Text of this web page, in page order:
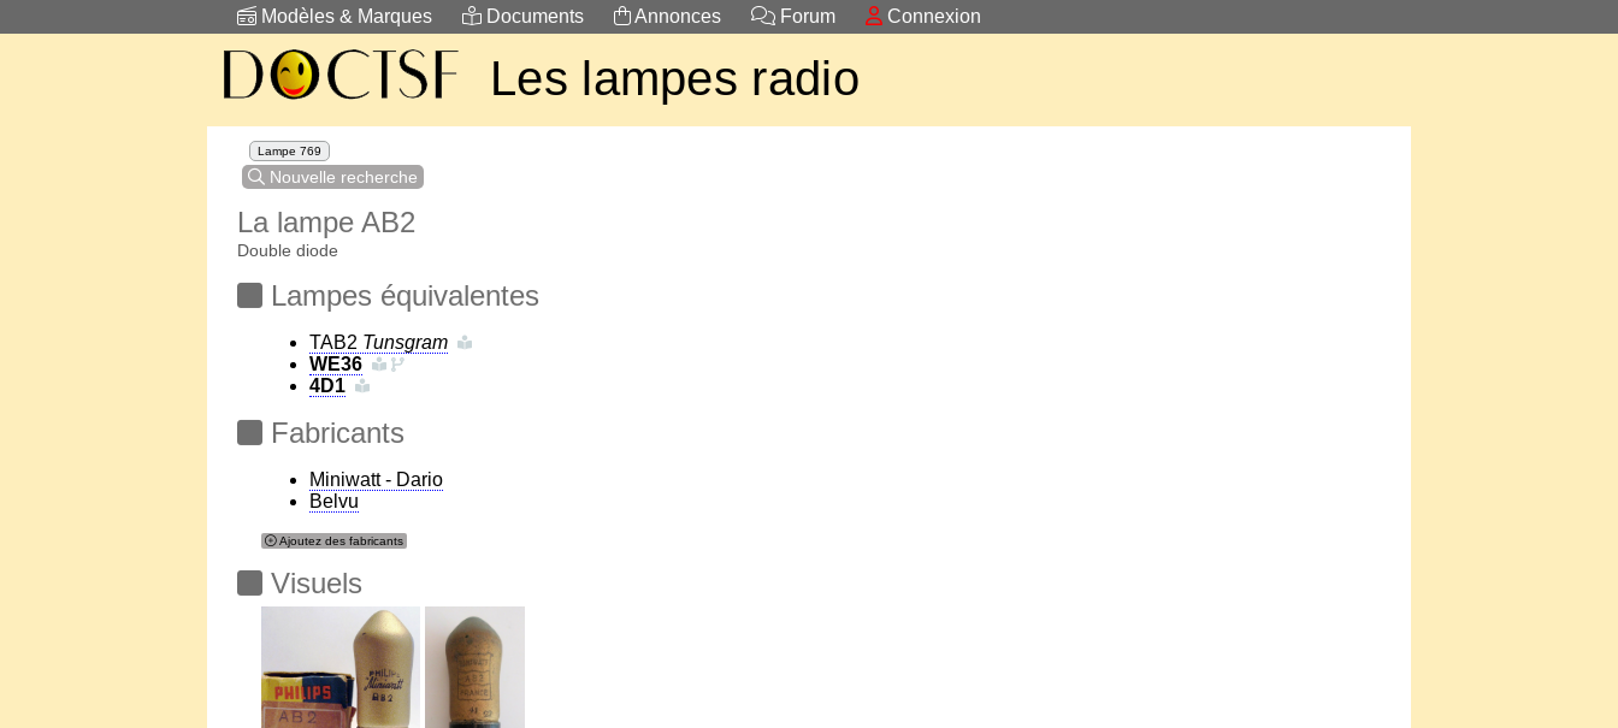
Modèles & Marques Documents Annonces Forum Connexion
Les lampes radio
Lampe 769
Nouvelle recherche
La lampe AB2
Double diode
Lampes équivalentes
TAB2 Tunsgram
WE36
4D1
Fabricants
Miniwatt - Dario
Belvu
Ajoutez des fabricants
Visuels